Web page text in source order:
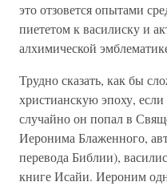
это отзовется опытами
пиететом к василиску и
алхимической
Трудно сказать, как бы
христианскую эпоху,
случайно он попал в
Иеронима Блаженного,
перевода Библии),
книге Исайи. Иероним